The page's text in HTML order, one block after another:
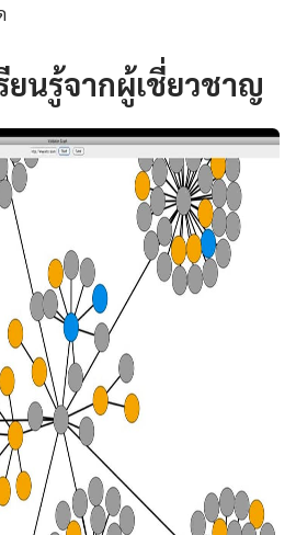
นรู้จากผู้เชี่ยวชาญ